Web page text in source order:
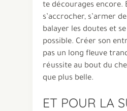
te décourages encore.
s’accrocher, s’armer
balayer les doutes et
possible. Créer son
pas un long fleuve
réussite au bout du
que plus belle.
ET POUR LA